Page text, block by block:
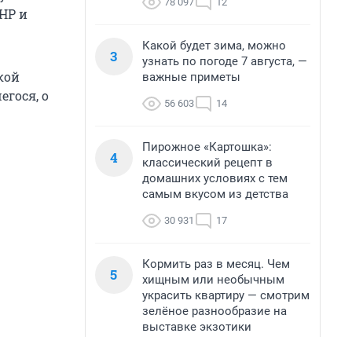
и
о
3
Какой будет зима, можно
узнать по погоде 7 августа, —
важные приметы
56 603 14
4
Пирожное «Картошка»:
классический рецепт в
домашних условиях с тем
самым вкусом из детства
30 931 17
5
Кормить раз в месяц. Чем
хищным или необычным
украсить квартиру — смотрим
зелёное разнообразие на
выставке экзотики